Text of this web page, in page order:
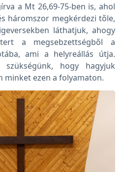
a Mt 26,69-75-ben is, ahol
háromszor megkérdezi tőle,
láthatjuk, ahogy
a megsebzettségből a
ami a helyreállás útja.
hogy hagyjuk
minket ezen a folyamaton.